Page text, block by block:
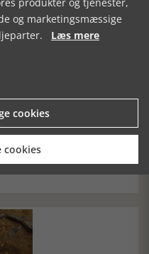
BOG OG
UDSTILLING -
IVÆRKSÆTTERNE
- I KOLDING
og marketingsmæssige
Læs mere
cookies
cookies